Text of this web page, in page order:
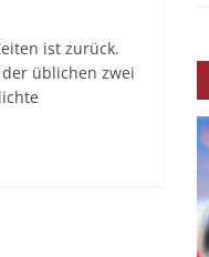
ist zurück.
üblichen zwei